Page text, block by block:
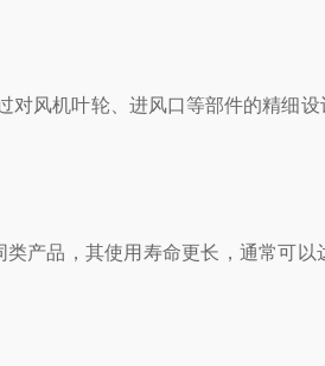
风机叶轮、进风口等部件的精细设
产品，其使用寿命更长，通常可以